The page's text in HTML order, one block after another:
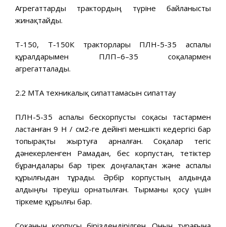
Агрегаттарды трактордың түріне байланысты
жинақтайды.
Т-150, Т-150К тракторлары ПЛН-5-35 аспалы
құралдарымен ПЛП–6–35 соқалармен
агрегатталады.
2.2 МТА техникалық сипаттамасын сипаттау
ПЛН-5-35 аспалы бескорпусты соқасы тастармен
ластанған 9 Н / см2-ге дейінгі меншікті кедергісі бар
топырақты жыртуға арналған. Соқалар тегіс
дәнекерленген Рамадан, бес корпустан, тетіктер
бұрандалары бар тірек доңғалақтан және аспалы
құрылғыдан тұрады. Әрбір корпустың алдында
алдыңғы тіреуіш орнатылған. Тырманы қосу үшін
тіркеме құрылғы бар.